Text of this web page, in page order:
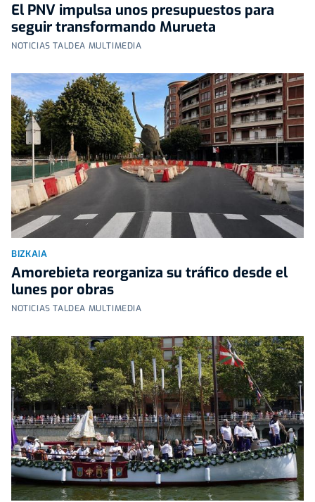
El PNV impulsa unos presupuestos para
seguir transformando Murueta
NOTICIAS TALDEA MULTIMEDIA
BIZKAIA
Amorebieta reorganiza su tráfico desde el
lunes por obras
NOTICIAS TALDEA MULTIMEDIA